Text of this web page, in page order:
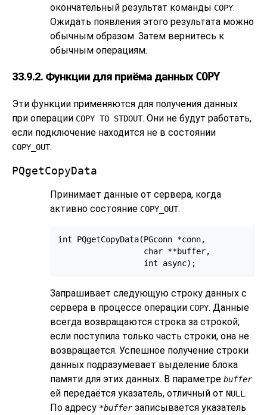
окончательный результат команды COPY.
Ожидать появления этого результата можно
обычным образом. Затем вернитесь к
обычным операциям.
33.9.2. Функции для приёма данныхCOPY
Эти функции применяются для получения данных
при операции COPY TO STDOUT. Они не будут работать,
если подключение находится не в состоянии
COPY_OUT.
PQgetCopyData
Принимает данные от сервера, когда
активно состояние COPY_OUT.
int PQgetCopyData(PGconn *conn,
                  char **buffer,
Запрашивает следующую строку данных с
сервера в процессе операции COPY. Данные
всегда возвращаются строка за строкой;
если поступила только часть строки, она не
возвращается. Успешное получение строки
данных подразумевает выделение блока
памяти для этих данных. В параметре buffer
ей передаётся указатель, отличный от NULL .
По адресу *bufferзаписывается указатель